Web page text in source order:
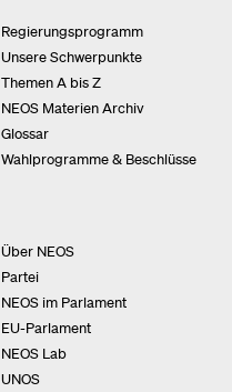
Regierungsprogramm
Unsere Schwerpunkte
Themen A bis Z
NEOS Materien Archiv
Glossar
Wahlprogramme & Beschlüsse
Über NEOS
Partei
NEOS im Parlament
EU-Parlament
NEOS Lab
UNOS